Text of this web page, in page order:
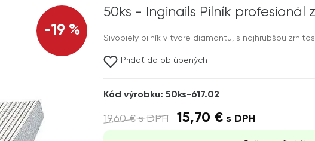
-19 %
50ks - Inginails Pilník
Sivobiely pilník v tvare diamantu, s najhrubšou
Pridať do obľúbených
Kód výrobku: 50ks-617.02
19,60 €s DPH 15,70 € s DPH